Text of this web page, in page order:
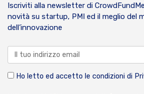
Iscriviti alla newsletter di
novità su startup, PMI ed il meglio del
dell’innovazione
Ho letto ed accetto le condizioni di